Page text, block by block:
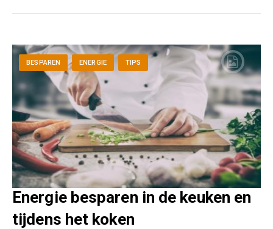
BESPAREN ENERGIE TIPS
Energie besparen in de keuken en
tijdens het koken